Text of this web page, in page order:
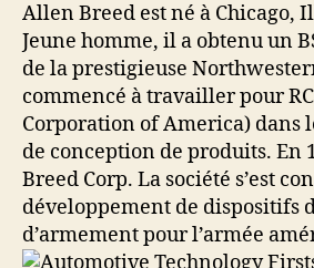
Allen Breed est né à Chicago,
Jeune homme, il a obtenu un
de la prestigieuse
commencé à travailler pour
Corporation of America) dans
de conception de produits. En
Breed Corp. La société s’est
développement de dispositifs
d’armement pour l’armée